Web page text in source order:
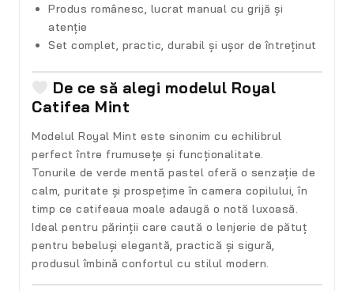
Produs românesc, lucrat manual cu grijă și
atenție
Set complet, practic, durabil și ușor de întreținut
De ce să alegi modelul Royal
Catifea Mint
Modelul Royal Mint este sinonim cu echilibrul
perfect între frumusețe și funcționalitate.
Tonurile de verde mentă pastel oferă o senzație de
calm, puritate și prospețime în camera copilului, în
timp ce catifeaua moale adaugă o notă luxoasă.
Ideal pentru părinții care caută o lenjerie de pătuț
pentru bebeluși elegantă, practică și sigură,
produsul îmbină confortul cu stilul modern.